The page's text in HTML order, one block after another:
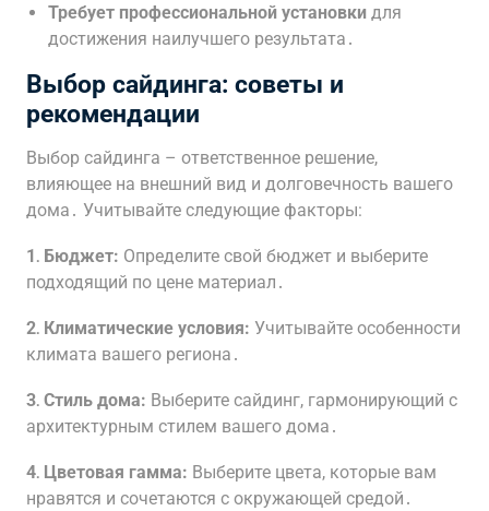
Требует профессиональной установки для
достижения наилучшего результата․
Выбор сайдинга: советы и
рекомендации
Выбор сайдинга – ответственное решение,
влияющее на внешний вид и долговечность вашего
дома․ Учитывайте следующие факторы:
1․ Бюджет: Определите свой бюджет и выберите
подходящий по цене материал․
2․ Климатические условия: Учитывайте особенности
климата вашего региона․
3․ Стиль дома: Выберите сайдинг, гармонирующий с
архитектурным стилем вашего дома․
4․ Цветовая гамма: Выберите цвета, которые вам
нравятся и сочетаются с окружающей средой․